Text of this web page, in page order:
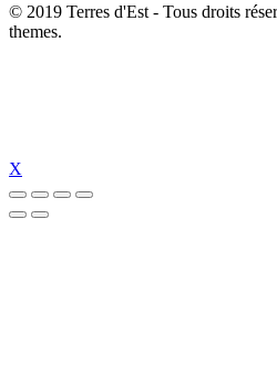
© 2019 Terres d'Est - Tous droits
themes.
X